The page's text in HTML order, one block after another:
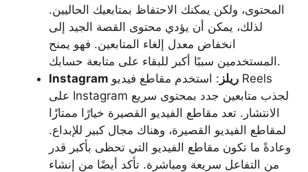
المحتوى، ولكن يمكنك الاحتفاظ بمتابعيك الحاليين.
لذلك، يمكن أن يؤدي محتوى القصة الجيد إلى
انخفاض معدل إلغاء المتابعين. فهو يمنح
المستخدمين سببًا أكبر للبقاء على متابعة حسابك.
Instagram
ريلز : استخدم مقاطع فيديو Reels
على Instagram لجذب متابعين جدد بمحتوى سريع
الانتشار. تعد مقاطع الفيديو القصيرة خيارًا ممتازًا
لمقاطع الفيديو القصيرة، وهناك مجال كبير للإبداع.
وعادةً ما تكون مقاطع الفيديو التي تحظى بأكبر قدر
من التفاعل سريعة ومباشرة. تأكد أيضًا من إنشاء